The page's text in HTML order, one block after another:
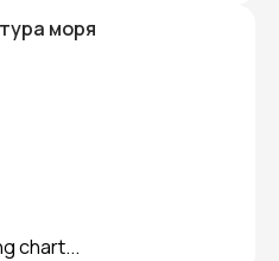
моря
chart...